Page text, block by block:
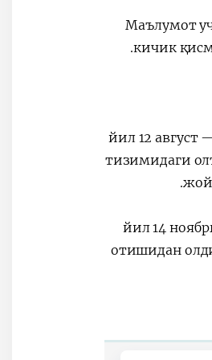
Маълумот
кичик
2026 йил 12
тизимидаги
2026 йил 14
отишидан